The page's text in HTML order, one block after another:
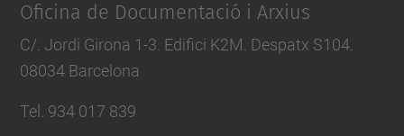
Oficina de Documentació i Arxius
C/. Jordi Girona 1-3. Edifici K2M. Despatx S104.
08034 Barcelona
Tel. 934 017 839